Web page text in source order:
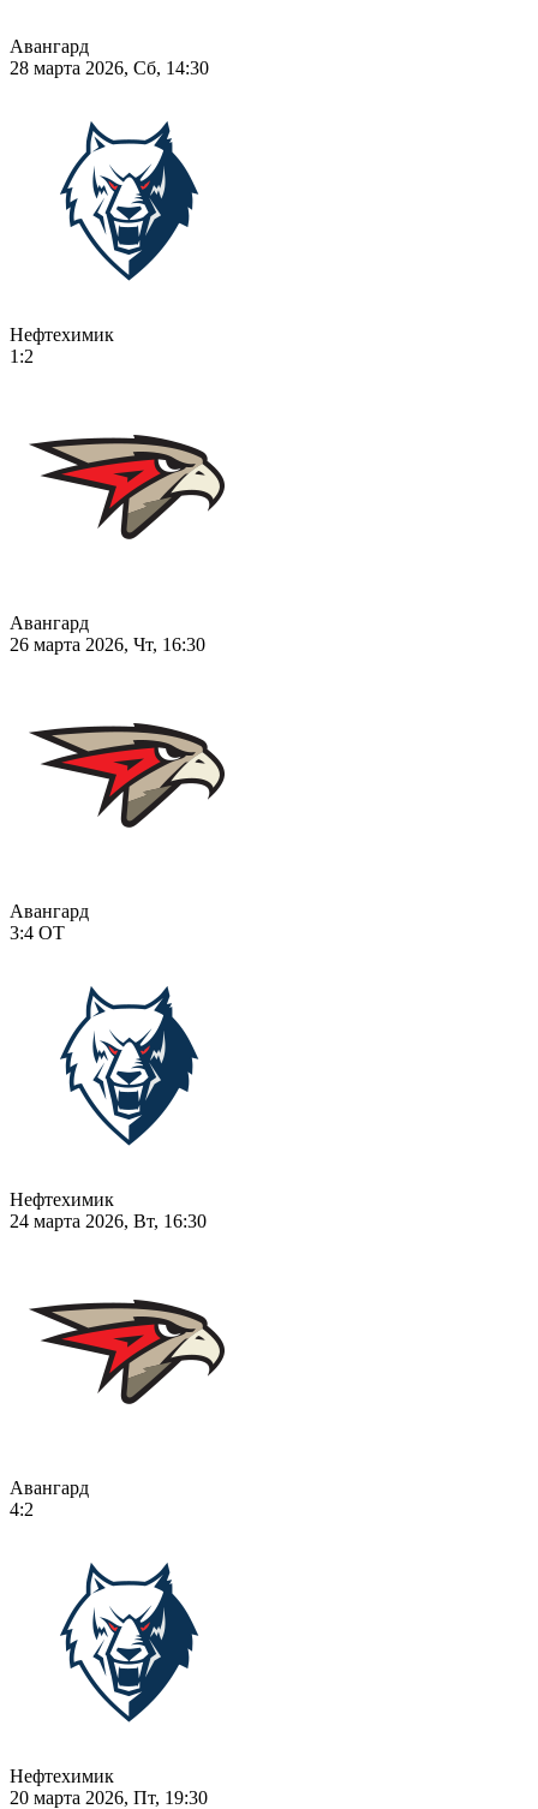
Авангард
28 марта 2026, Сб, 14:30
Нефтехимик
1:2
Авангард
26 марта 2026, Чт, 16:30
Авангард
3:4 ОТ
Нефтехимик
24 марта 2026, Вт, 16:30
Авангард
4:2
Нефтехимик
20 марта 2026, Пт, 19:30